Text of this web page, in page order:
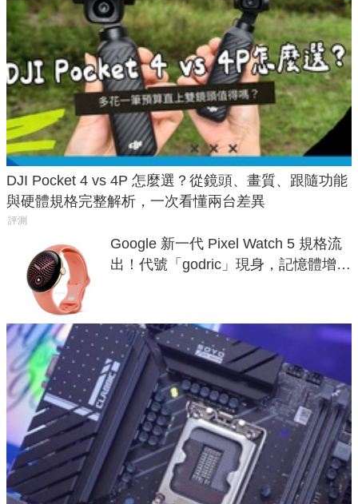
DJI Pocket 4 vs 4P 怎麼選？從鏡頭、畫質、跟隨功能
與硬體規格完整解析，一次看懂兩台差異
評測
Google 新一代 Pixel Watch 5 規格流
出！代號「godric」現身，記憶體增強